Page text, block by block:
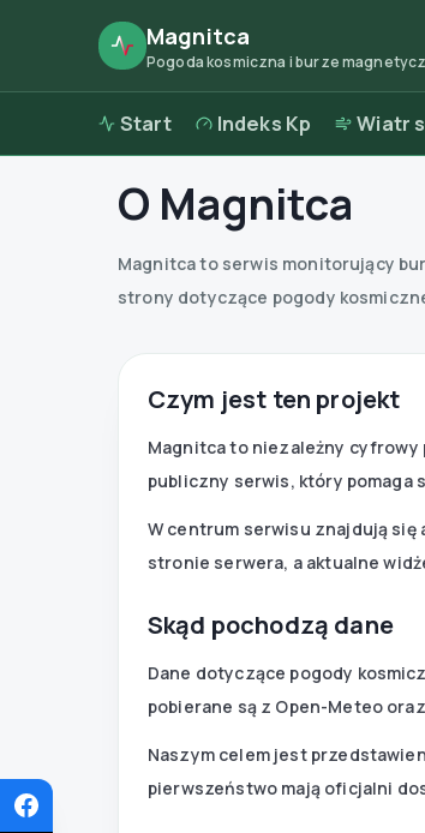
Magnitca
Pogoda kosmiczna i burze
Start Indeks Kp Wiatr
O Magnitca
Magnitca to serwis monitorujący
strony dotyczące pogody
Czym jest ten projekt
Magnitca to niezależny cyfrowy
publiczny serwis, który
W centrum serwisu znajdują
stronie serwera, a aktualne
Skąd pochodzą dane
Dane dotyczące pogody
pobierane są z Open-Meteo
Naszym celem jest
pierwszeństwo mają oficjalni